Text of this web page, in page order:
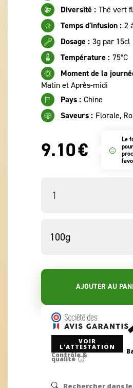
Diversité : Thé vert
Temps d'infusion : 2
Dosage : 3g par 15cl
Température : 75°C
Moment de la
Matin et Après-midi
Pays : Chine
Saveurs : Florale,
9.10€
Le
AJOUTER AU
VOIR
L'ATTESTATION
Contrôle &
qualité